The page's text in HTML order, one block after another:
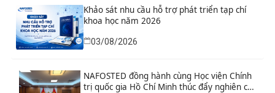
Khảo sát nhu cầu hỗ trợ phát triển tạp chí
khoa học năm 2026
03/08/2026
NAFOSTED đồng hành cùng Học viện Chính
trị quốc gia Hồ Chí Minh thúc đẩy nghiên cứu